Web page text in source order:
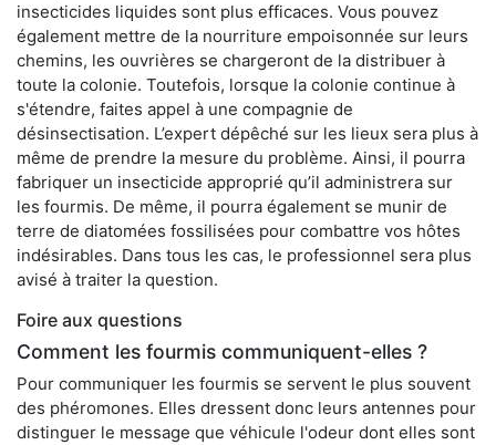
insecticides liquides sont plus efficaces. Vous pouvez
également mettre de la nourriture empoisonnée sur leurs
chemins, les ouvrières se chargeront de la distribuer à
toute la colonie. Toutefois, lorsque la colonie continue à
s'étendre, faites appel à une compagnie de
désinsectisation. L’expert dépêché sur les lieux sera plus à
même de prendre la mesure du problème. Ainsi, il pourra
fabriquer un insecticide approprié qu’il administrera sur
les fourmis. De même, il pourra également se munir de
terre de diatomées fossilisées pour combattre vos hôtes
indésirables. Dans tous les cas, le professionnel sera plus
avisé à traiter la question.
Foire aux questions
Comment les fourmis communiquent-elles ?
Pour communiquer les fourmis se servent le plus souvent
des phéromones. Elles dressent donc leurs antennes pour
distinguer le message que véhicule l'odeur dont elles sont